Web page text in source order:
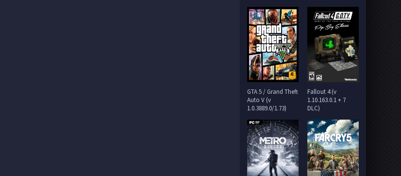
GTA 5 / Grand Theft
Auto V (v
1.0.3889.0/1.73)
Fallout 4 (v
1.10.163.0.1 + 7
DLC)